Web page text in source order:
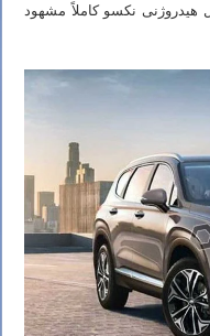
نکسو کاملاً مشهود